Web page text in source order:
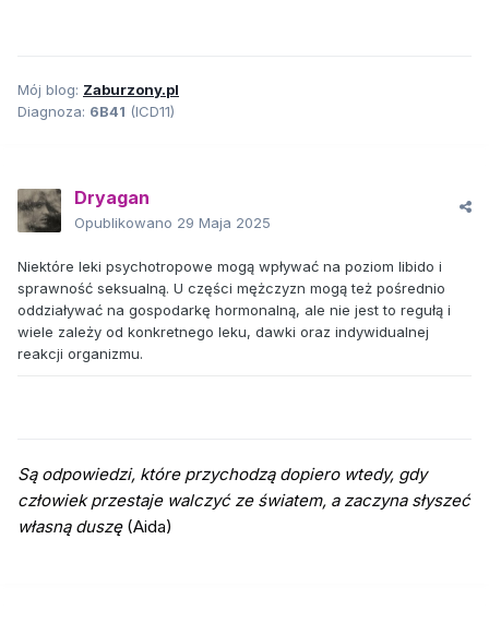
Mój blog: Zaburzony.pl
Diagnoza: 6B41 (ICD11)
Dryagan
Opublikowano 29 Maja 2025
Niektóre leki psychotropowe mogą wpływać na poziom libido i
sprawność seksualną. U części mężczyzn mogą też pośrednio
oddziaływać na gospodarkę hormonalną, ale nie jest to regułą i
wiele zależy od konkretnego leku, dawki oraz indywidualnej
reakcji organizmu.
Są odpowiedzi, które przychodzą dopiero wtedy, gdy
człowiek przestaje walczyć ze światem, a zaczyna słyszeć
własną duszę(Aida)